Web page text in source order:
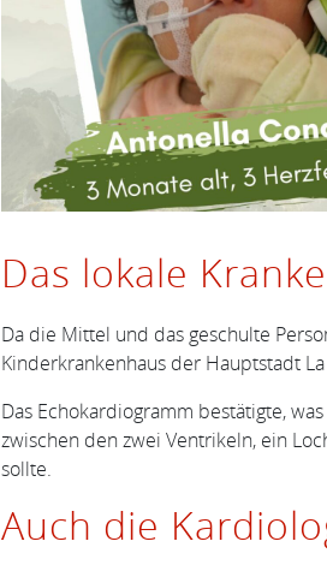
Das lokale
Da die Mittel und das geschulte
Kinderkrankenhaus der Hauptstadt
Das Echokardiogramm bestätigte,
zwischen den zwei Ventrikeln, ein
sollte.
Auch die